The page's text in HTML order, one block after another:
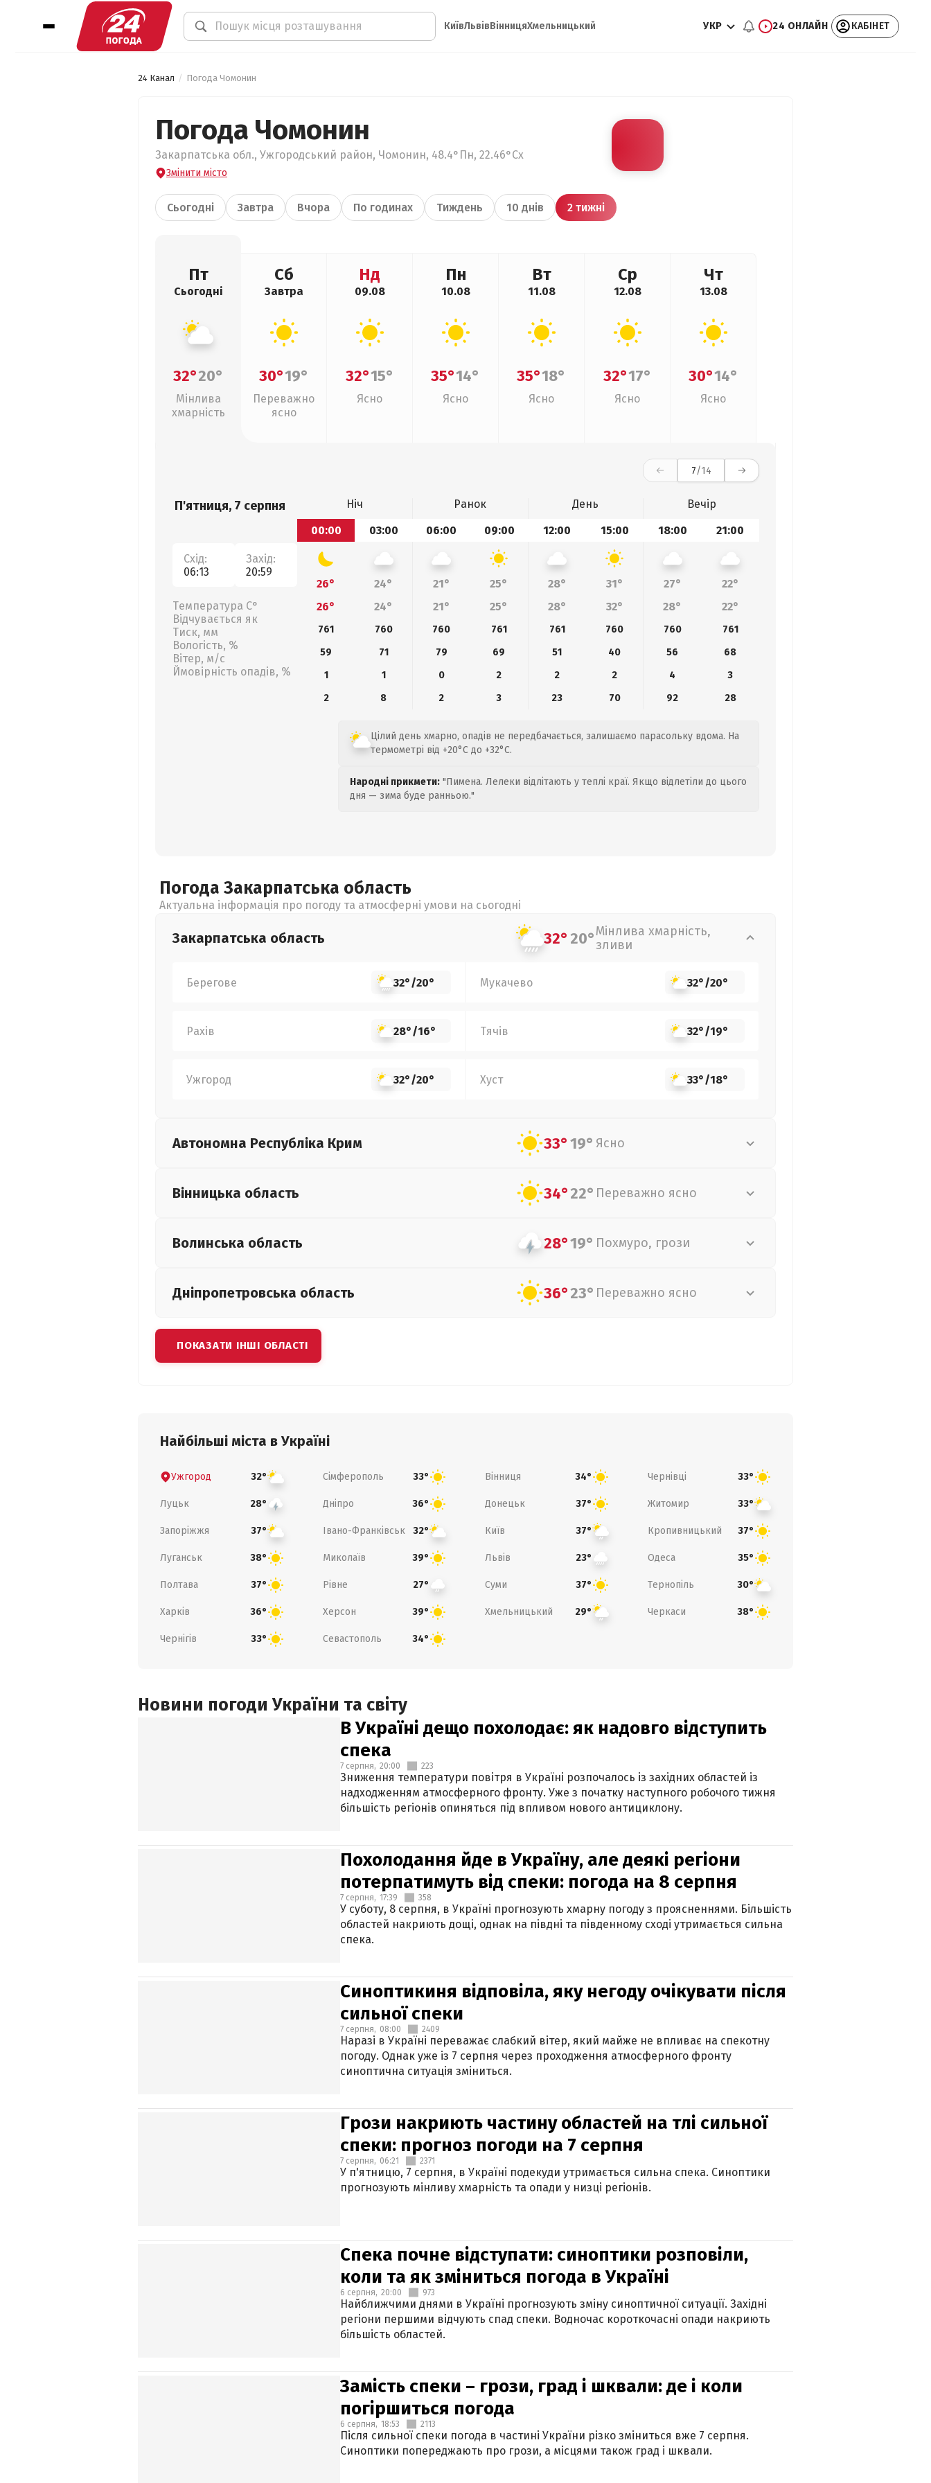
КиївЛьвівВінницяХмельницький УКР 24 ОНЛАЙН КАБІНЕТ
24 Канал Погода Чомонин
Погода Чомонин
Закарпатська обл., Ужгородський район, Чомонин, 48.4°Пн, 22.46°Сх
Змінити місто
Сьогодні Завтра Вчора По годинах Тиждень 10 днів 2 тижні
Пт
Сьогодні
32°20°
Мінлива
хмарність
Сб
Завтра
30°19°
Переважно
ясно
Нд
09.08
32°15°
Ясно
Пн
10.08
35°14°
Ясно
Вт
11.08
35°18°
Ясно
Ср
12.08
32°17°
Ясно
Чт
13.08
30°14°
Ясно
7/14
П'ятниця, 7 серпня
Схід:
06:13
Захід:
20:59
Температура С°
Відчувається як
Тиск, мм
Вологість, %
Вітер, м/с
Ймовірність опадів, %
Ніч Ранок День
Вечір
00:00
03:00 06:00 09:00 12:00 15:00 18:00 21:00
26° 24° 21° 25° 28° 31° 27°
22°
26°
24° 21° 25° 28° 32° 28° 22°
761 760 760 761 761 760 760
761
59
71 79 69 51 40 56
68
1
1 0 2 2 2 4
3
2
8 2 3 23 70 92 28
Цілий день хмарно, опадів не передбачається, залишаємо парасольку вдома. На
термометрі від +20°C до +32°C.
Народні прикмети: "Пимена. Лелеки відлітають у теплі краї. Якщо відлетіли до цього
дня — зима буде ранньою."
Погода Закарпатська область
Актуальна інформація про погоду та атмосферні умови на сьогодні
Закарпатська область 32°20°Мінлива хмарність,
зливи
Берегове 32°/20° Мукачево 32°/20°
Рахів 28°/16° Тячів 32°/19°
Ужгород 32°/20° Хуст 33°/18°
Автономна Республіка Крим 33°19° Ясно
Вінницька область 34°22° Переважно ясно
Волинська область 28°19° Похмуро, грози
Дніпропетровська область 36°23° Переважно ясно
ПОКАЗАТИ ІНШІ ОБЛАСТІ
Найбільші міста в Україні
Ужгород 32° Сімферополь 33° Вінниця 34° Чернівці 33°
Луцьк 28° Дніпро 36° Донецьк 37° Житомир 33°
Запоріжжя 37° Івано-Франківськ 32° Київ 37° Кропивницький 37°
Луганськ 38° Миколаїв 39° Львів 23° Одеса 35°
Полтава 37° Рівне 27° Суми 37° Тернопіль 30°
Харків 36° Херсон 39° Хмельницький 29° Черкаси 38°
Чернігів 33° Севастополь 34°
Новини погоди України та світу
В Україні дещо похолодає: як надовго відступить
спека
7 серпня, 20:00 223
Зниження температури повітря в Україні розпочалось із західних областей із
надходженням атмосферного фронту. Уже з початку наступного робочого тижня
більшість регіонів опиняться під впливом нового антициклону.
Похолодання йде в Україну, але деякі регіони
потерпатимуть від спеки: погода на 8 серпня
7 серпня, 17:39 358
У суботу, 8 серпня, в Україні прогнозують хмарну погоду з проясненнями. Більшість
областей накриють дощі, однак на півдні та південному сході утримається сильна
спека.
Синоптикиня відповіла, яку негоду очікувати після
сильної спеки
7 серпня, 08:00 2409
Наразі в Україні переважає слабкий вітер, який майже не впливає на спекотну
погоду. Однак уже із 7 серпня через проходження атмосферного фронту
синоптична ситуація зміниться.
Грози накриють частину областей на тлі сильної
спеки: прогноз погоди на 7 серпня
7 серпня, 06:21 2371
У п'ятницю, 7 серпня, в Україні подекуди утримається сильна спека. Синоптики
прогнозують мінливу хмарність та опади у низці регіонів.
Спека почне відступати: синоптики розповіли,
коли та як зміниться погода в Україні
6 серпня, 20:00 973
Найближчими днями в Україні прогнозують зміну синоптичної ситуації. Західні
регіони першими відчують спад спеки. Водночас короткочасні опади накриють
більшість областей.
Замість спеки – грози, град і шквали: де і коли
погіршиться погода
6 серпня, 18:53 2113
Після сильної спеки погода в частині України різко зміниться вже 7 серпня.
Синоптики попереджають про грози, а місцями також град і шквали.